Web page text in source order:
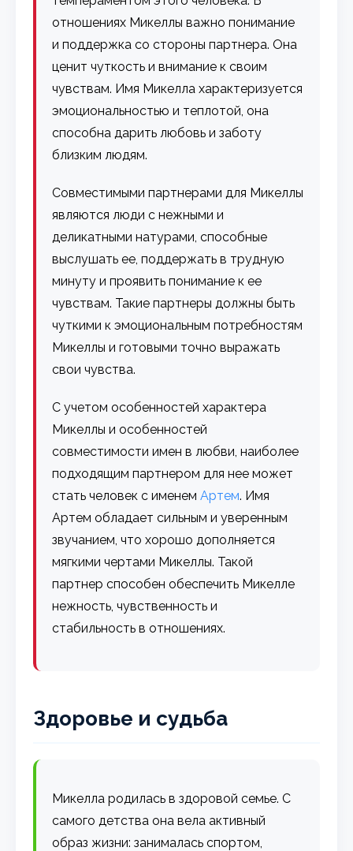
отношениях Микеллы важно понимание
и поддержка со стороны партнера. Она
ценит чуткость и внимание к своим
чувствам. Имя Микелла характеризуется
эмоциональностью и теплотой, она
способна дарить любовь и заботу
близким людям.
Совместимыми партнерами для Микеллы
являются люди с нежными и
деликатными натурами, способные
выслушать ее, поддержать в трудную
минуту и проявить понимание к ее
чувствам. Такие партнеры должны быть
чуткими к эмоциональным потребностям
Микеллы и готовыми точно выражать
свои чувства.
С учетом особенностей характера
Микеллы и особенностей
совместимости имен в любви, наиболее
подходящим партнером для нее может
стать человек с именемАртем. Имя
Артем обладает сильным и уверенным
звучанием, что хорошо дополняется
мягкими чертами Микеллы. Такой
партнер способен обеспечить Микелле
нежность, чувственность и
стабильность в отношениях.
Здоровье и судьба
Микелла родилась в здоровой семье. С
самого детства она вела активный
образ жизни: занималась спортом,